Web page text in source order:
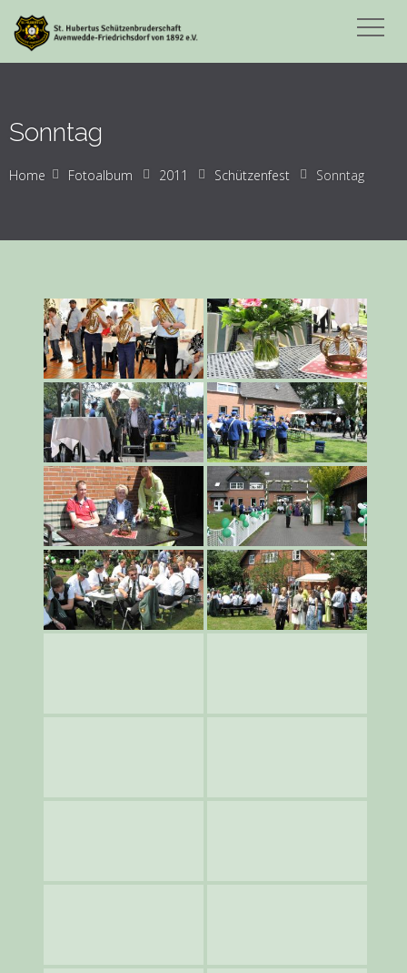
Sonntag
Home Fotoalbum 2011 Schützenfest Sonntag